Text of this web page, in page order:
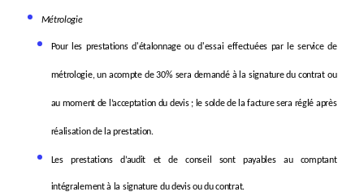
Métrologie
Pour les prestations d'étalonnage ou d'essai effectuées par le service de
métrologie, un acompte de 30% sera demandé à la signature du contrat ou
au moment de l’acceptation du devis ; le solde de la facture sera réglé après
réalisation de la prestation.
Les prestations d’audit et de conseil sont payables au comptant
intégralement à la signature du devis ou du contrat.